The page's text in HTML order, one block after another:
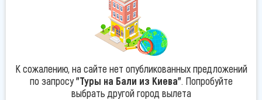
К сожалению, на сайте нет опубликованных предложений
по запросу"Туры на Бали из Киева". Попробуйте
выбрать другой город вылета